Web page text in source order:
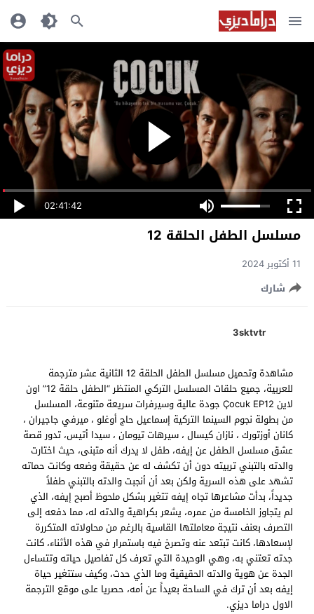
02:41:42
مسلسل الطفل الحلقة 12
11 أكتوبر 2024
شارك
3sktvtr
مشاهدة وتحميل مسلسل الطفل الحلقة 12 الثانية عشر مترجمة
للعربية، جميع حلقات المسلسل التركي المنتظر “الطفل حلقة 12” اون
لاين Çocuk EP12 جودة عالية وسيرفرات سريعة متنوعة، المسلسل
من بطولة نجوم السينما التركية إسماعيل حاج أوغلو ، ميرفي جاجيران ،
كانان أوزتورك ، نازان كيسال ، سيرهات تيومان ، سيدا أتيس، تدور قصة
عشق مسلسل الطفل عن إيفه، طفل لا يدرك أنه متبنى، حيث اختارت
والدته بالتبني تربيته دون أن تكشف له عن حقيقة وضعه وكانت حماته
تشهد على هذه السرية ولكن بعد أن أنجبت والدته بالتبني طفلاً
جديداً، بدأت مشاعرها تجاه إيفه تتغير بشكل ملحوظ أصبح إيفه، الذي
لم يتجاوز الخامسة من عمره، يشعر بكراهية والدته له، مما دفعه إلى
التصرف بعنف نتيجة معاملتها القاسية بالرغم من محاولاته المتكررة
لإسعادها، كانت تبتعد عنه وتصرخ فيه باستمرار في هذه الأثناء، كانت
جدته تعتني به، وهي الوحيدة التي تعرف كل تفاصيل حياته وتتساءل
الجدة عن هوية والدته الحقيقية وما الذي حدث، وكيف ستتغير حياة
إيفه بعد أن ترك في الساحة بعيداً عن أمه، حصريا على موقع الترجمة
الاول دراما ديزي.